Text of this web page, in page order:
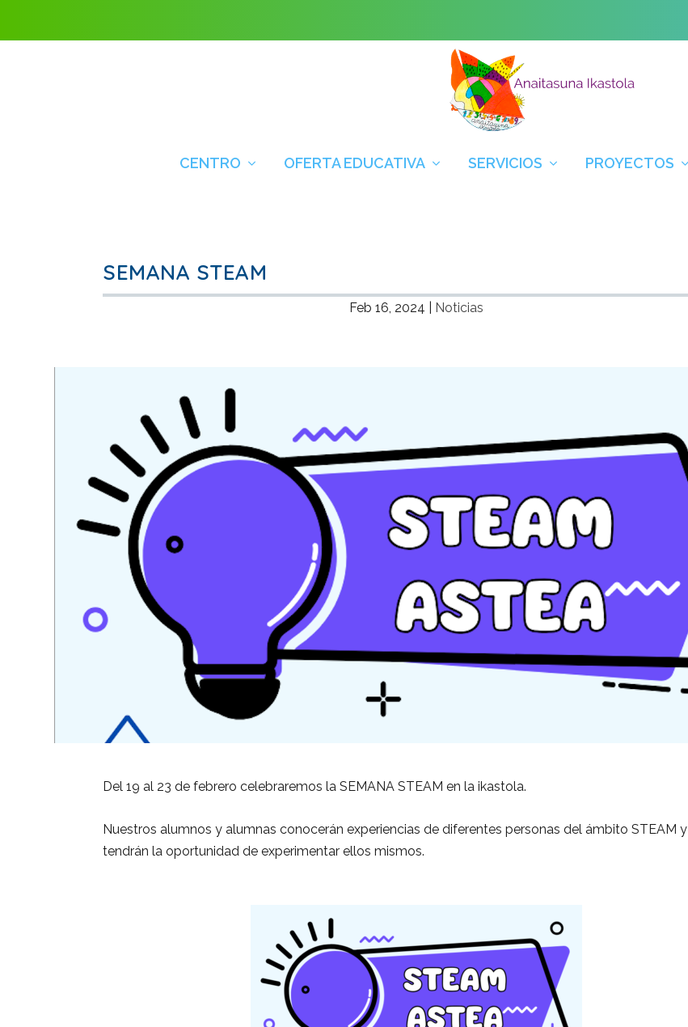
CENTRO OFERTA EDUCATIVA SERVICIOS PROYECTOS
SEMANA STEAM
Feb 16, 2024 Noticias
Del 19 al 23 de febrero celebraremos la SEMANA STEAM en la ikastola.
Nuestros alumnos y alumnas conocerán experiencias de diferentes personas del ámbito STEAM y
tendrán la oportunidad de experimentar ellos mismos.